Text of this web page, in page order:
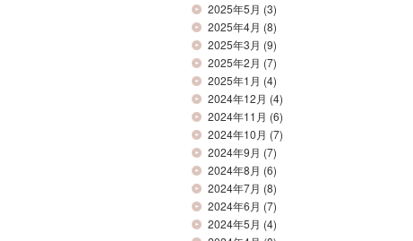
2025年5月 (3)
2025年4月 (8)
2025年3月 (9)
2025年2月 (7)
2025年1月 (4)
2024年12月 (4)
2024年11月 (6)
2024年10月 (7)
2024年9月 (7)
2024年8月 (6)
2024年7月 (8)
2024年6月 (7)
2024年5月 (4)